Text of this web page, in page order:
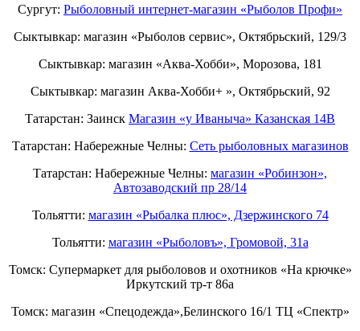
Сургут: Рыболовный интернет-магазин «Рыболов Профи»
Сыктывкар: магазин «Рыболов сервис», Октябрьский, 129/3
Сыктывкар: магазин «Аква-Хобби», Морозова, 181
Сыктывкар: магазин Аква-Хобби+ », Октябрьский, 92
Татарстан: Заинск Магазин «у Иваныча» Казанская 14В
Татарстан: Набережные Челны: Cеть рыболовных магазинов
Татарстан: Набережные Челны: магазин «Робинзон»,
Автозаводский пр 28/14
Тольятти: магазин «Рыбалка плюс», Дзержинского 74
Тольятти: магазин «Рыболовъ», Громовой, 31а
Томск: Супермаркет для рыболовов и охотников «На крючке»
Иркутский тр-т 86а
Томск: магазин «Спецодежда»,Белинского 16/1 ТЦ «Спектр»